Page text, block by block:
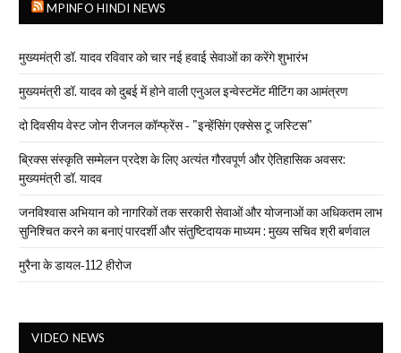
MPINFO HINDI NEWS
मुख्यमंत्री डॉ. यादव रविवार को चार नई हवाई सेवाओं का करेंगे शुभारंभ
मुख्यमंत्री डॉ. यादव को दुबई में होने वाली एनुअल इन्वेस्टमेंट मीटिंग का आमंत्रण
दो दिवसीय वेस्ट जोन रीजनल कॉन्फ्रेंस - "इन्हेंसिंग एक्सेस टू जस्टिस"
ब्रिक्स संस्कृति सम्मेलन प्रदेश के लिए अत्यंत गौरवपूर्ण और ऐतिहासिक अवसर:
मुख्यमंत्री डॉ. यादव
जनविश्वास अभियान को नागरिकों तक सरकारी सेवाओं और योजनाओं का अधिकतम लाभ
सुनिश्चित करने का बनाएं पारदर्शी और संतुष्टिदायक माध्यम : मुख्य सचिव श्री बर्णवाल
मुरैना के डायल-112 हीरोज
VIDEO NEWS